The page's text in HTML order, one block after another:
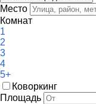
Место
Комнат
1
2
3
4
5+
Коворкинг
Площадь